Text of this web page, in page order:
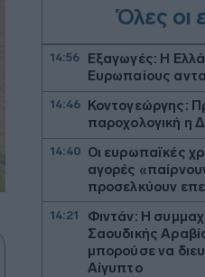
Όλες οι
14:56
Εξαγωγές: Η
Ευρωπαίους
14:46
Κοντογεώργης:
παροχολογική η
14:40 Οι ευρωπαϊκές
αγορές
προσελκύουν
14:21
Φιντάν: Η
Σαουδικής
μπορούσε να
Αίγυπτο